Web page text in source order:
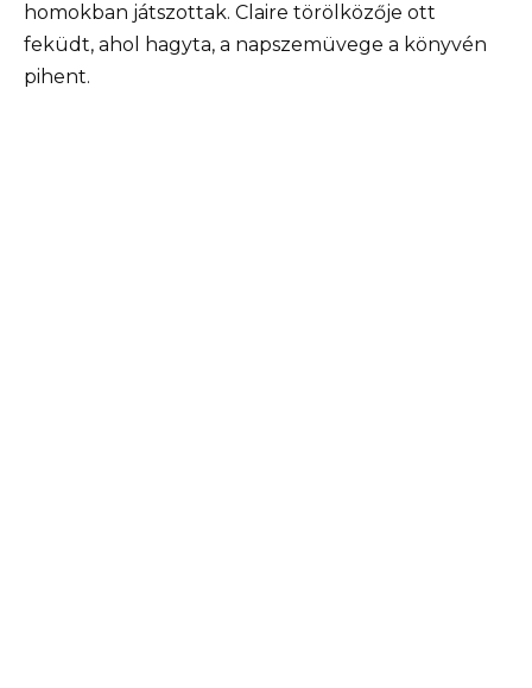
homokban játszottak. Claire törölközője ott
feküdt, ahol hagyta, a napszemüvege a könyvén
pihent.